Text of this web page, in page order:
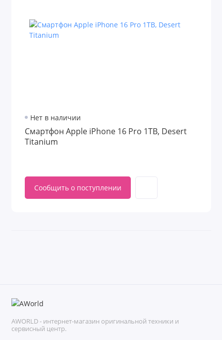
Нет в наличии
Смартфон Apple iPhone 16 Pro 1TB, Desert
Titanium
Сообщить о поступлении
AWORLD - интернет-магазин оригинальной техники и
сервисный центр.